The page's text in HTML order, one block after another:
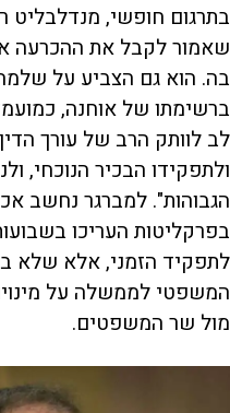
בתרגום חופשי, מנדלבליט
שאמור לקבל את ההכרעה
בה. הוא גם הצביע על
ברשימתו של אוחנה,
לב לוותק הרב של עורך
ולתפקידו הבכיר הנוכחי,
הגבוהות". למברגר נחשב
בפרקליטות העריכו
לתפקיד הזמני, אלא שלא
המשפטי לממשלה על
מול שר המשפטים.